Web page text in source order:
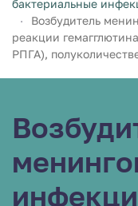
бактериальные
Возбудитель
реакции
РПГА),